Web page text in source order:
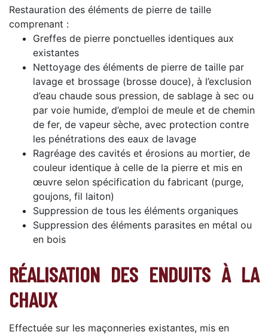
Restauration des éléments de pierre de taille
comprenant :
Greffes de pierre ponctuelles identiques aux
existantes
Nettoyage des éléments de pierre de taille par
lavage et brossage (brosse douce), à l’exclusion
d’eau chaude sous pression, de sablage à sec ou
par voie humide, d’emploi de meule et de chemin
de fer, de vapeur sèche, avec protection contre
les pénétrations des eaux de lavage
Ragréage des cavités et érosions au mortier, de
couleur identique à celle de la pierre et mis en
œuvre selon spécification du fabricant (purge,
goujons, fil laiton)
Suppression de tous les éléments organiques
Suppression des éléments parasites en métal ou
en bois
RÉALISATION DES ENDUITS À LA
CHAUX
Effectuée sur les maçonneries existantes, mis en